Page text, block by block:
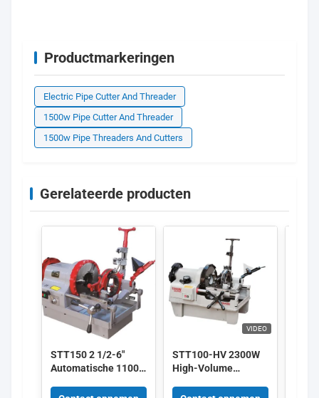
Productmarkeringen
Electric Pipe Cutter And Threader
1500w Pipe Cutter And Threader
1500w Pipe Threaders And Cutters
Gerelateerde producten
STT150 2 1/2-6"
Automatische 1100w
Pijpsnijder en
VIDEO
STT100-HV 2300W
High-Volume
Threader 1/2-4 inch